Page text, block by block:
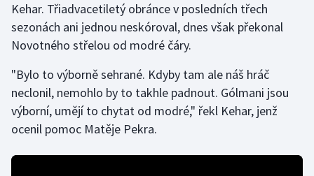
Lyže a snowboard
Moderní pětiboj
Motorsport
Olympijské hry
Kehar. Třiadvacetiletý obránce v posledních třech
sezonách ani jednou neskóroval, dnes však překonal
Novotného střelou od modré čáry.
"Bylo to výborně sehrané. Kdyby tam ale náš hráč
neclonil, nemohlo by to takhle padnout. Gólmani jsou
výborní, umějí to chytat od modré," řekl Kehar, jenž
ocenil pomoc Matěje Pekra.